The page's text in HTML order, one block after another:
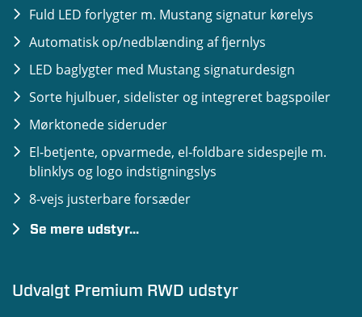
Fuld LED forlygter m. Mustang signatur kørelys
Automatisk op/nedblænding af fjernlys
LED baglygter med Mustang signaturdesign
Sorte hjulbuer, sidelister og integreret bagspoiler
Mørktonede sideruder
El-betjente, opvarmede, el-foldbare sidespejle m.
blinklys og logo indstigningslys
8-vejs justerbare forsæder
Se mere udstyr...
Opvarmede forsæder
Udvalgt Premium RWD udstyr